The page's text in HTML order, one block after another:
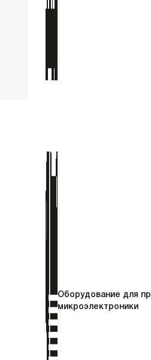
Оборудование для
микроэлектроники